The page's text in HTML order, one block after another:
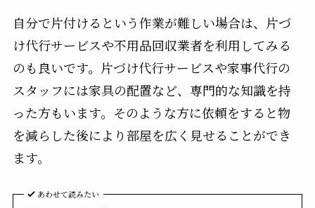
自分で片付けるという作業が難しい場合は、片づ
け代行サービスや不用品回収業者を利用してみる
のも良いです。片づけ代行サービスや家事代行の
スタッフには家具の配置など、専門的な知識を持
った方もいます。そのような方に依頼をすると物
を減らした後により部屋を広く見せることができ
ます。
あわせて読みたい